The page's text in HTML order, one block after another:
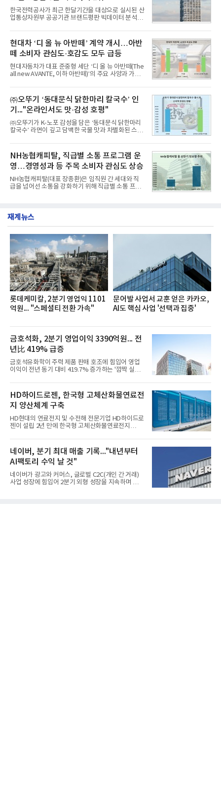
1,710,926을 기록하며 8월 1위에 올랐다고 밝혔다.
분석에 활용된 빅데이터는 지난 7월(9,491,206건) 대
비 6.14% 증가한 수치로, 교육서비스 상장기업 브랜
디교육, 대교, 디지
한국전력공사가 최근 한달기간을 대상으로 실시된 산
업통상자원부 공공기관 브랜드평판 빅데이터 분석에
이 순으로 뒤를 이었다.7일 한국기업평판연구소(소장
구창환)는 산업통상자원부 공공기관 41개 브랜드를
대상으로 지난 7월 7일부터 8월 7일까지 수집된 소비
자 빅데이터 91,102,549건을 분석한 결과, 한국전력
공사가 브랜드평판지수 10,670,633을 기록하며 8월
1위에 올랐다고 밝혔다. 분석에 활용된 빅데이터는 지
난 7월(88,893,823건) 대비 2.48% 증가한 수치다.연
수력원자력, 한국석
현대차 ‘디 올 뉴 아반떼’ 계약 개시…아반
떼 소비자 관심도·호감도 모두 급등
현대자동차가 대표 준중형 세단 ‘디 올 뉴 아반떼(The
all new AVANTE, 이하 아반떼)’의 주요 사양과 가격
떼는 6년 만에 선보이는 8세대 완전변경 모델로, ▲정
교한 선과 면을 중심으로 완성한 파격적인 디자인 ▲
과거 중형 세단 수준으로 확대된 차체 제원 ▲글로벌
최고 수준의 안전성 ▲성능과 효율을 동시에 높인 주
행 완성도 ▲첨단 편의 및 디지털 사양 적용 등을 통해
글로벌 준중형 세단의 새로운 기준을 세웠다.아반떼
는 가솔린 2.0과 1.6 하이브리드 두 가지 파워트레인
넘
㈜오뚜기 ‘동대문식 닭한마리 칼국수’ 인
기..."온라인서도 맛·감성 호평"
㈜오뚜기가 K-노포 감성을 담은 ‘동대문식 닭한마리
칼국수’ 라면이 깊고 담백한 국물 맛과 차별화된 스토
혔다.‘동대문식 닭한마리 칼국수’는 예상을 뛰어넘는
소비자 호응에 힘입어 지난 7월 13일 첫 선을 보인 지
단 18일 만에 누적 판매량 50만 개를 돌파하는 성과를
거두었다.이번 신제품은 개발진이 전국의 닭한마리
전문점을 직접 찾아 다니며 최적의 육수 비율을 완성
했다. 자극적이지 않으면서도 깊은 닭육수에 마늘의
개운한 풍미를 더했으며, 국물이 잘 배어들면서도 쫄
서도
NH농협캐피탈, 직급별 소통 프로그램 운
영…경영성과 등 주목 소비자 관심도 상승
NH농협캐피탈(대표 장종환)은 임직원 간 세대와 직
급을 넘어선 소통을 강화하기 위해 직급별 소통 프로
영지원부 홍보팀과 2026년 새로이(e)＊가 공동 주관
쳐 진행됐다.참고로 새로이(e)는 NH농협캐피탈 MZ
세대들로(과장~계장) 구성된 자율 참여조직으로, 조
직문화 혁신과 업무 효율성 향상을 위한 다양한 활동
을 추진하며,새로운 변화와 이로운 영향력을 조직전
반에 전파하는 역할
재계뉴스
롯데케미칼, 2분기 영업익 1101
억원... "스페셜티 전환 가속"
문어발 사업서 교훈 얻은 카카오,
AI도 핵심 사업 '선택과 집중'
금호석화, 2분기 영업이익 3390억원... 전
년比 419% 급증
금호석유화학이 주력 제품 판매 호조에 힘입어 영업
이익이 전년 동기 대비 419.7% 증가하는 '깜짝 실
업이익이 3390억원으로 지난해 동기보다 419.7% 증
가한 것으로 잠정 집계됐다고 7일 공시했다.매출은 2
조2682억원으로 지난해 동기 대비 27.9% 증가했다.
순이익은 3004억원으로 420.4% 늘었다.이번 호실적
은 주력 제품인 NB라텍스와 합성수지 판매 호조가 견
인한 것으로 풀이된다. 미국의 중국산 의료용 고무장
갑 관세 인상 이후 동남아 장갑업체의 가동률이 높아
성이 개선됐다.금호석유
HD하이드로젠, 한국형 고체산화물연료전
지 양산체계 구축
HD현대의 연료전지 및 수전해 전문기업 HD하이드로
젠이 설립 2년 만에 한국형 고체산화물연료전지
본격적인 시장 공략에 나선다.HD하이드로젠은 최근
한국전기안전공사(KESCO)로부터 SOFC 발전설비
‘HD250’과 ‘HD300’, 제조시설에 대한 사용전검사를
완료하고 제품 양산체계 구축했다고 밝혔다.HD250
과 HD300은 각각 249kW급과 285kW급의 중소형 발
전용 SOFC 제품이다. 이번 검사를 통해 HD하이드로
젠은 제품과 제조시설의 전기설비 안전성과 적합성을
네이버, 분기 최대 매출 기록..."내년부터
AI팩토리 수익 날 것"
네이버가 광고와 커머스, 글로벌 C2C(개인 간 거래)
사업 성장에 힘입어 2분기 외형 성장을 지속하며 역대